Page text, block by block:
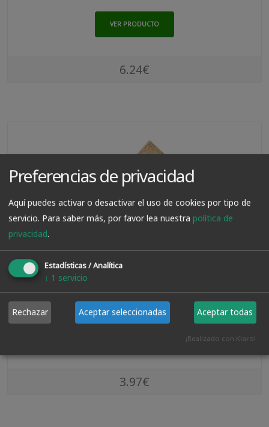
VER PRODUCTO
6.24€
Paletina Fiorentina
3.97€
Preferencias de privacidad
Aquí puedes activar o desactivar el uso de cookies por tipo de
servicio. Para saber más, por favor lea nuestra política de
privacidad.
Estadísticas / Analítica
↓ 1 servicio
Rechazar Aceptar seleccionadas Aceptar todas
¡Realizado con Klaro!